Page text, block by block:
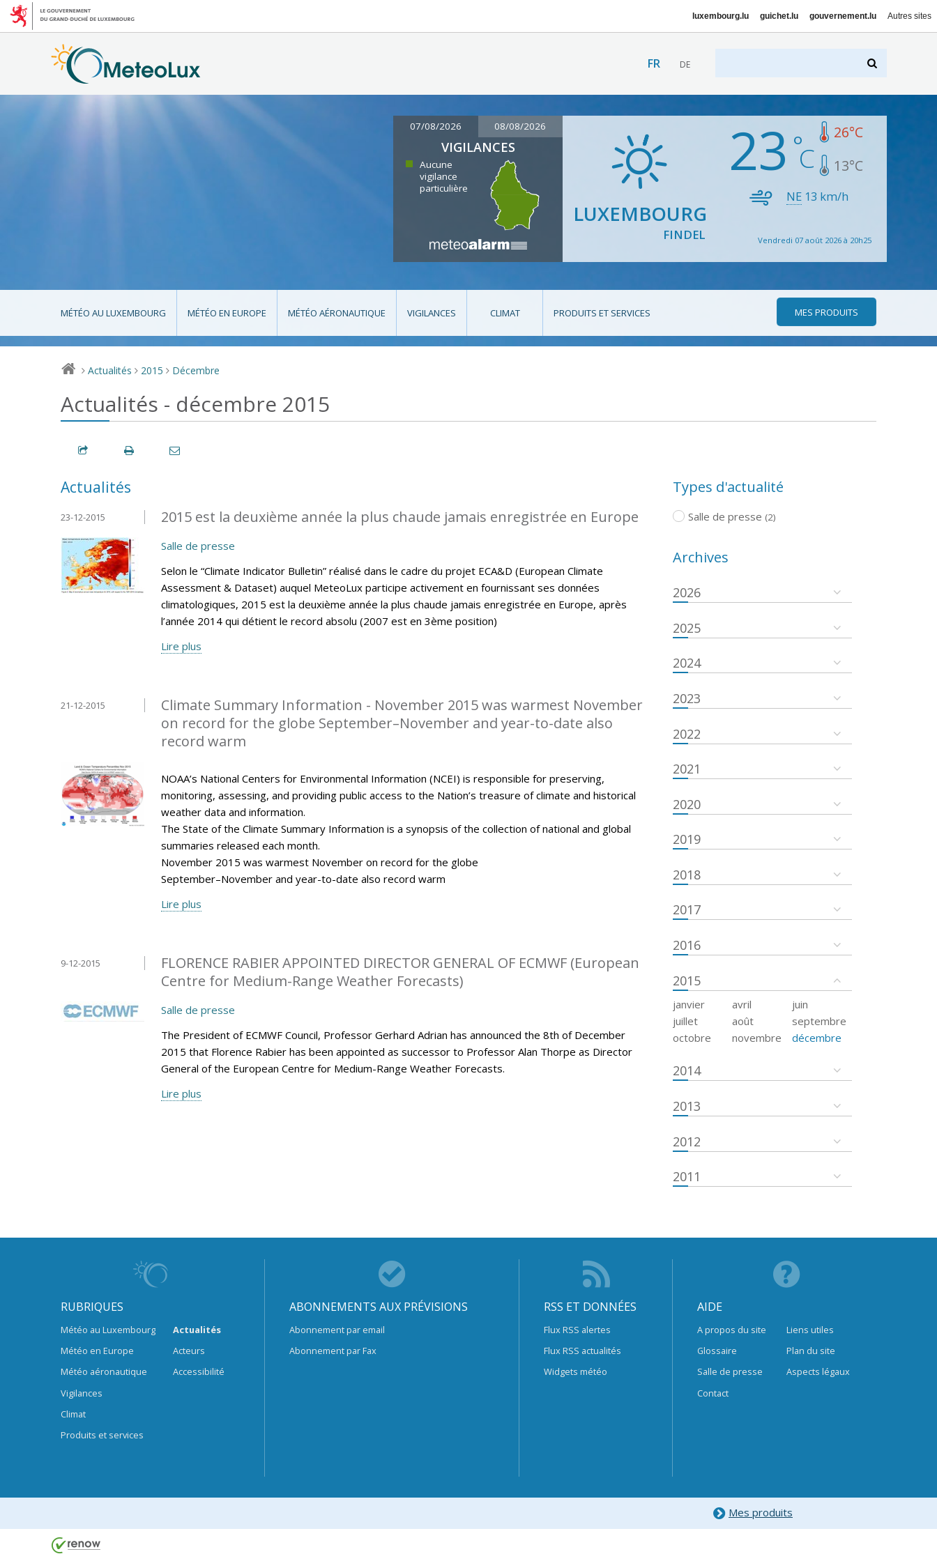
luxembourg.lu guichet.lu gouvernement.lu Autres sites
FR DE
07/08/2026 08/08/2026
VIGILANCES
Aucune
vigilance
particulière
LUXEMBOURG
FINDEL
23 26°C
13°C
NE 13 km/h
Vendredi 07 août 2026 à 20h25
MÉTÉO AU LUXEMBOURG MÉTÉO EN EUROPE MÉTÉO AÉRONAUTIQUE VIGILANCES CLIMAT PRODUITS ET SERVICES MES PRODUITS
> Actualités > 2015 > Décembre
Actualités - décembre 2015
Actualités
2015 est la deuxième année la plus chaude jamais enregistrée en Europe
23-12-2015
Salle de presse
Selon le “Climate Indicator Bulletin” réalisé dans le cadre du projet ECA&D (European Climate
Assessment & Dataset) auquel MeteoLux participe activement en fournissant ses données
climatologiques, 2015 est la deuxième année la plus chaude jamais enregistrée en Europe, après
l’année 2014 qui détient le record absolu (2007 est en 3ème position)
Lire plus
Climate Summary Information - November 2015 was warmest November
on record for the globe September–November and year-to-date also
record warm
21-12-2015
NOAA’s National Centers for Environmental Information (NCEI) is responsible for preserving,
monitoring, assessing, and providing public access to the Nation’s treasure of climate and historical
weather data and information.
The State of the Climate Summary Information is a synopsis of the collection of national and global
summaries released each month.
November 2015 was warmest November on record for the globe
September–November and year-to-date also record warm
Lire plus
FLORENCE RABIER APPOINTED DIRECTOR GENERAL OF ECMWF (European
Centre for Medium-Range Weather Forecasts)
9-12-2015
Salle de presse
The President of ECMWF Council, Professor Gerhard Adrian has announced the 8th of December
2015 that Florence Rabier has been appointed as successor to Professor Alan Thorpe as Director
General of the European Centre for Medium-Range Weather Forecasts.
Lire plus
Types d'actualité
Salle de presse (2)
Archives
2026
2025
2024
2023
2022
2021
2020
2019
2018
2017
2016
2015
janvier avril
juin
juillet
août
septembre
octobre
novembre décembre
2014
2013
2012
2011
RUBRIQUES
Météo au Luxembourg
Météo en Europe
Météo aéronautique
Vigilances
Climat
Produits et services
Actualités
Acteurs
Accessibilité
ABONNEMENTS AUX PRÉVISIONS
Abonnement par email
Abonnement par Fax
RSS ET DONNÉES
Flux RSS alertes
Flux RSS actualités
Widgets météo
AIDE
A propos du site
Glossaire
Salle de presse
Contact
Liens utiles
Plan du site
Aspects légaux
Mes produits